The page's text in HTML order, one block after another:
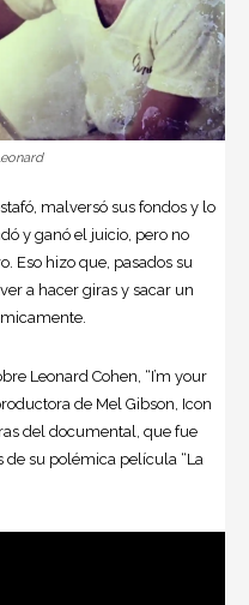
malversó sus fondos y lo
y ganó el juicio, pero no
Eso hizo que, pasados su
a hacer giras y sacar un
Leonard Cohen, “I’m your
de Mel Gibson, Icon
del documental, que fue
su polémica película “La